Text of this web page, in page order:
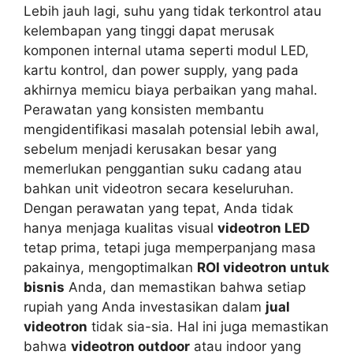
Lebih jauh lagi, suhu yang tidak terkontrol atau
kelembapan yang tinggi dapat merusak
komponen internal utama seperti modul LED,
kartu kontrol, dan power supply, yang pada
akhirnya memicu biaya perbaikan yang mahal.
Perawatan yang konsisten membantu
mengidentifikasi masalah potensial lebih awal,
sebelum menjadi kerusakan besar yang
memerlukan penggantian suku cadang atau
bahkan unit videotron secara keseluruhan.
Dengan perawatan yang tepat, Anda tidak
hanya menjaga kualitas visual videotron LED
tetap prima, tetapi juga memperpanjang masa
pakainya, mengoptimalkan ROI videotron untuk
bisnis Anda, dan memastikan bahwa setiap
rupiah yang Anda investasikan dalam jual
videotron tidak sia-sia. Hal ini juga memastikan
bahwa videotron outdoor atau indoor yang